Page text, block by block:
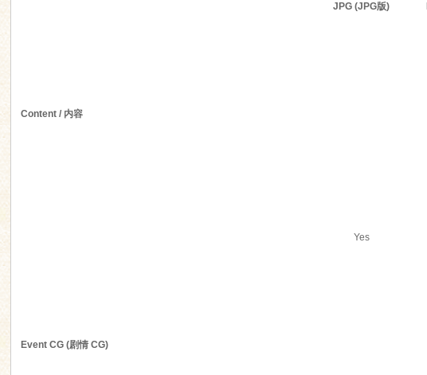
Content / 内容
JPG (JPG版)
Event CG (剧情 CG)
Yes